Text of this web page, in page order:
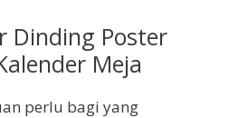
Dinding Poster
Meja
perlu bagi yang